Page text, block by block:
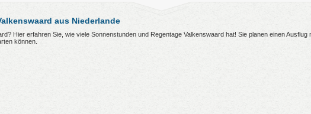
aus Niederlande
Hier erfahren Sie, wie viele Sonnenstunden und Regentage Valkenswaard hat! Sie planen einen
können.